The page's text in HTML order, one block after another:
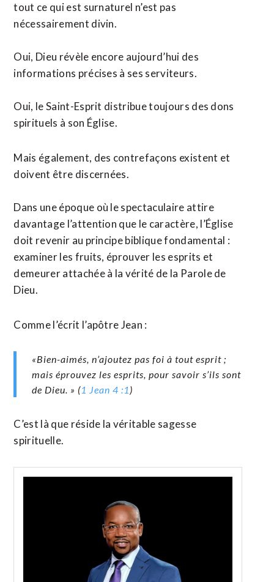
tout ce qui est surnaturel n’est pas
nécessairement divin.
Oui, Dieu révèle encore aujourd’hui des
informations précises à ses serviteurs.
Oui, le Saint-Esprit distribue toujours des dons
spirituels à son Église.
Mais également, des contrefaçons existent et
doivent être discernées.
Dans une époque où le spectaculaire attire
davantage l’attention que le caractère, l’Église
doit revenir au principe biblique fondamental :
examiner les fruits, éprouver les esprits et
demeurer attachée à la vérité de la Parole de
Dieu.
Comme l’écrit l’apôtre Jean :
«Bien-aimés, n’ajoutez pas foi à tout esprit ;
mais éprouvez les esprits, pour savoir s’ils sont
de Dieu. » (1 Jean 4 :1 )
C’est là que réside la véritable sagesse
spirituelle.